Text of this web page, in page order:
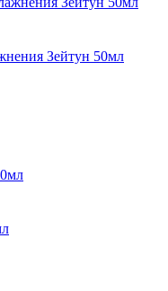
Зейтун 50мл